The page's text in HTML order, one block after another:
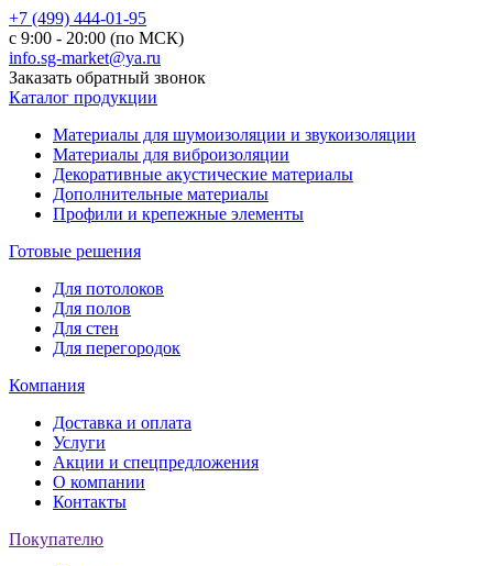
+7 (499) 444-01-95
с 9:00 - 20:00 (по МСК)
info.sg-market@ya.ru
Заказать обратный звонок
Каталог продукции
Материалы для шумоизоляции и звукоизоляции
Материалы для виброизоляции
Декоративные акустические материалы
Дополнительные материалы
Профили и крепежные элементы
Готовые решения
Для потолоков
Для полов
Для стен
Для перегородок
Компания
Доставка и оплата
Услуги
Акции и спецпредложения
О компании
Контакты
Покупателю